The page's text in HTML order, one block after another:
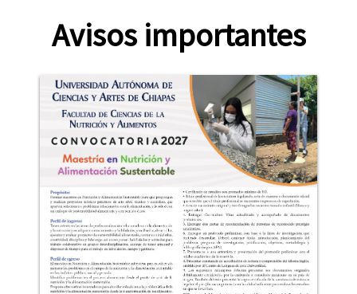
Avisos importantes